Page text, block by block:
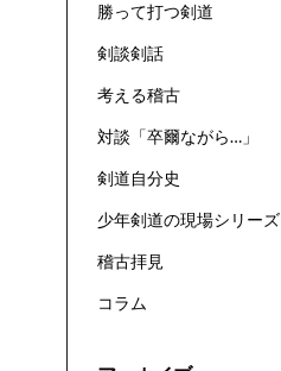
勝って打つ剣道
剣談剣話
考える稽古
対談「卒爾ながら…」
剣道自分史
少年剣道の現場シリーズ
稽古拝見
コラム